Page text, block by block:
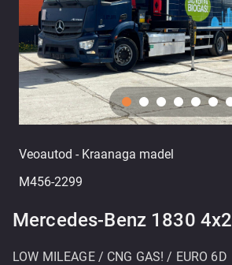
Veoautod - Kraanaga madel
M456-2299
Mercedes-Benz 1830 4x2
LOW MILEAGE / CNG GAS! / EURO 6D